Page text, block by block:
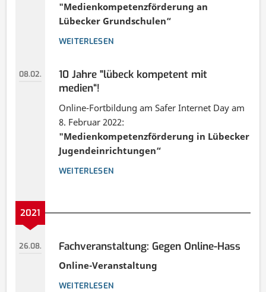
"Medienkompetenzförderung an
Lübecker Grundschulen“
WEITERLESEN
08.02.
10 Jahre "lübeck kompetent mit
medien“!
Online-Fortbildung am Safer Internet Day am
8. Februar 2022:
"Medienkompetenzförderung in Lübecker
Jugendeinrichtungen“
WEITERLESEN
2021
26.08. Fachveranstaltung: Gegen Online-Hass
Online-Veranstaltung
WEITERLESEN